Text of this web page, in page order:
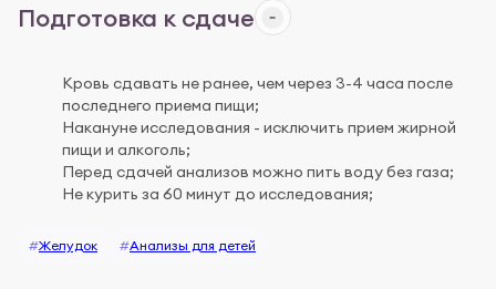
Подготовка к сдаче
Кровь сдавать не ранее, чем через 3-4 часа после
последнего приема пищи;
Накануне исследования - исключить прием жирной
пищи и алкоголь;
Перед сдачей анализов можно пить воду без газа;
Не курить за 60 минут до исследования;
#Желудок #Анализы для детей